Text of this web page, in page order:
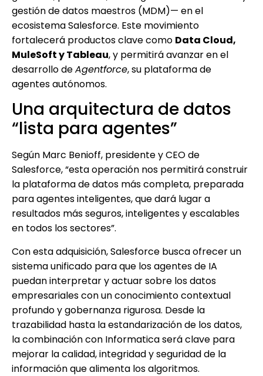
gestión de datos maestros (MDM)— en el
ecosistema Salesforce. Este movimiento
fortalecerá productos clave como Data Cloud,
MuleSoft y Tableau, y permitirá avanzar en el
desarrollo deAgentforce, su plataforma de
agentes autónomos.
Una arquitectura de datos
“lista para agentes”
Según Marc Benioff, presidente y CEO de
Salesforce, “esta operación nos permitirá construir
la plataforma de datos más completa, preparada
para agentes inteligentes, que dará lugar a
resultados más seguros, inteligentes y escalables
en todos los sectores”.
Con esta adquisición, Salesforce busca ofrecer un
sistema unificado para que los agentes de IA
puedan interpretar y actuar sobre los datos
empresariales con un conocimiento contextual
profundo y gobernanza rigurosa. Desde la
trazabilidad hasta la estandarización de los datos,
la combinación con Informatica será clave para
mejorar la calidad, integridad y seguridad de la
información que alimenta los algoritmos.